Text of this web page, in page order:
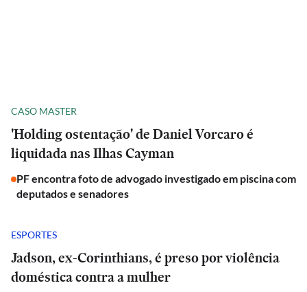
CASO MASTER
'Holding ostentação' de Daniel Vorcaro é
liquidada nas Ilhas Cayman
PF encontra foto de advogado investigado em piscina com
deputados e senadores
ESPORTES
Jadson, ex-Corinthians, é preso por violência
doméstica contra a mulher